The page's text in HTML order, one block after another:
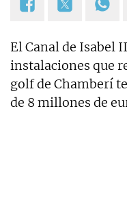
El Canal de Isabel
instalaciones que
golf de Chamberí
de 8 millones de